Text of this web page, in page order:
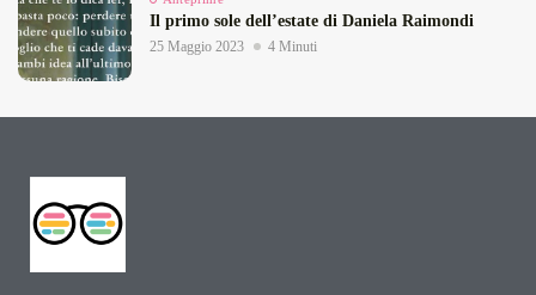
Il primo sole dell’estate di Daniela Raimondi
25 Maggio 2023 4 Minuti